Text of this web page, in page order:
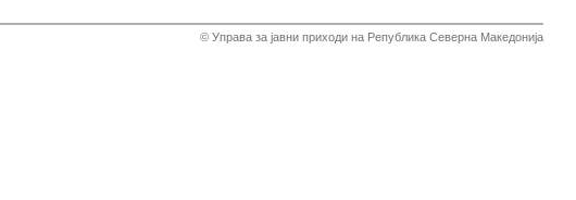
© Управа за јавни приходи на Република Северна Македонија